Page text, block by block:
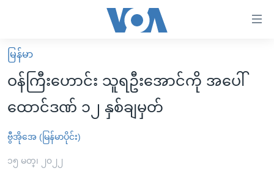
လွယ်ကူ
စေ
များ
ပင်မ
မူလစာမျက်နှာ
မြန်မာ
ကမ္ဘာ့သတင်းများ
နိုင်ငံတကာ
ဗွီဒီယို
မြန်မာ
ဝန်ကြီးဟောင်း သူရဦးအောင်ကို အပေါ်
ထောင်ဒဏ် ၁၂ နှစ်ချမှတ်
ဗွီအိုအေ (မြန်မာပိုင်း)
၁၅ မတ္၊ ၂၀၂၂